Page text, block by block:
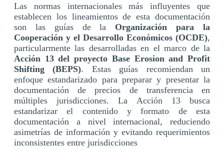
Las normas internacionales más influyentes que
establecen los lineamientos de esta documentación
son las guías de la Organización para la
Cooperación y el Desarrollo Económicos (OCDE),
particularmente las desarrolladas en el marco de la
Acción 13 del proyecto Base Erosion and Profit
Shifting (BEPS). Estas guías recomiendan un
enfoque estandarizado para preparar y presentar la
documentación de precios de transferencia en
múltiples jurisdicciones. La Acción 13 busca
estandarizar el contenido y formato de esta
documentación a nivel internacional, reduciendo
asimetrías de información y evitando requerimientos
inconsistentes entre jurisdicciones